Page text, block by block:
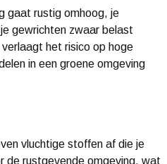
gaat rustig omhoog, je
gewrichten zwaar belast
het risico op hoge
in een groene omgeving
vluchtige stoffen af die je
de rustgevende omgeving, wat